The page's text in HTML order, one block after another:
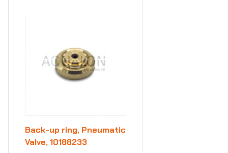
Back-up ring, Pneumatic
Valve, 10188233